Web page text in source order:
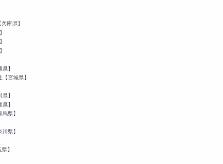
庫県】
】
宮城県】
】
】
県】
県】
】